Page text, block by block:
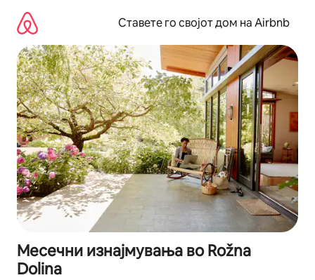
содржина
Ставете го својот дом на Airbnb
Месечни изнајмувања во Rožna
Dolina